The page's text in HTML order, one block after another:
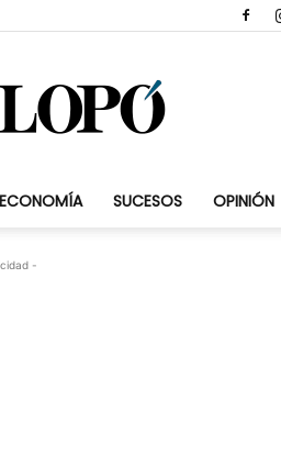
Vinalopó.com
ECONOMÍA SUCESOS OPINIÓN
-